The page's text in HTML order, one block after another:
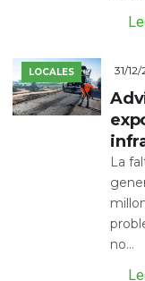
LOCALES 31/
La
no...